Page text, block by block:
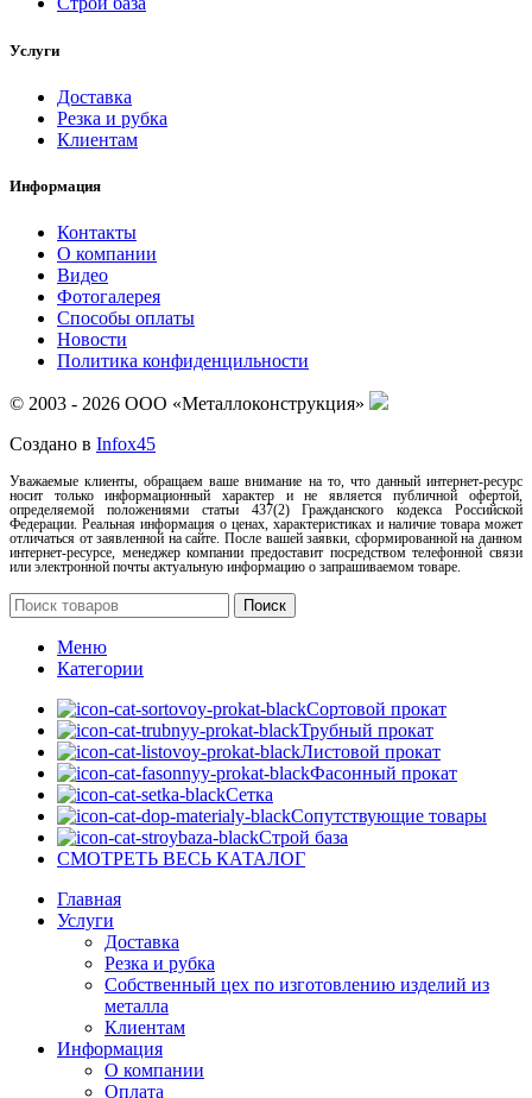
Услуги
Доставка
Резка и рубка
Клиентам
Информация
Контакты
О компании
Видео
Фотогалерея
Способы оплаты
Новости
Политика конфиденцильности
© 2003 - 2026 ООО «Металлоконструкция»
Создано в Infox45
Уважаемые клиенты, обращаем ваше внимание на то, что данный интернет-ресурс
носит только информационный характер и не является публичной офертой,
определяемой положениями статьи 437(2) Гражданского кодекса Российской
Федерации. Реальная информация о ценах, характеристиках и наличие товара может
отличаться от заявленной на сайте. После вашей заявки, сформированной на данном
интернет-ресурсе, менеджер компании предоставит посредством телефонной связи
или электронной почты актуальную информацию о запрашиваемом товаре.
Поиск
Меню
Категории
Сортовой прокат
Трубный прокат
Листовой прокат
Фасонный прокат
Сетка
Сопутствующие товары
Строй база
СМОТРЕТЬ ВЕСЬ КАТАЛОГ
Главная
Услуги
Доставка
Резка и рубка
Собственный цех по изготовлению изделий из
металла
Клиентам
Информация
О компании
Оплата